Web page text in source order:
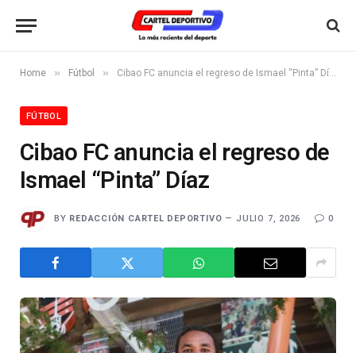
Home » Fútbol » Cibao FC anuncia el regreso de Ismael “Pinta” Díaz
FÚTBOL
Cibao FC anuncia el regreso de
Ismael “Pinta” Díaz
BY REDACCIÓN CARTEL DEPORTIVO JULIO 7, 2026 0